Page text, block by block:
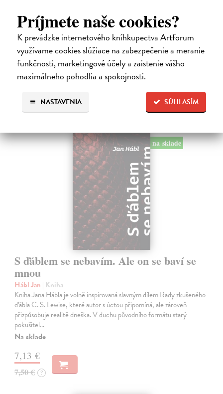
Príjmete naše cookies?
K prevádzke internetového kníhkupectva Artforum
využívame cookies slúžiace na zabezpečenie a meranie
funkčnosti, marketingové účely a zaistenie vášho
maximálneho pohodlia a spokojnosti.
SÚHLASÍM
NASTAVENIA
Kundera Milan| Kniha
Pomalost, chronologicky první ze čtyř románů Milana Kundery
napsaných francouzsky, vychází v českém překladu Anny
Kareninové. Vydávání Kunderových románů v českém jazyce se
uzavírá.
Na sklade
15,50 € ?
na sklade
S ďáblem se nebavím. Ale on se baví se
mnou
Hábl Jan | Kniha
Kniha Jana Hábla je volně inspirovaná slavným dílem Rady zkušeného
ďábla C. S. Lewise, které autor s úctou připomíná, ale zároveň
přizpůsobuje realitě dneška. V duchu původního formátu starý
pokušitel…
Na sklade
7,13 €
7,50 € ?